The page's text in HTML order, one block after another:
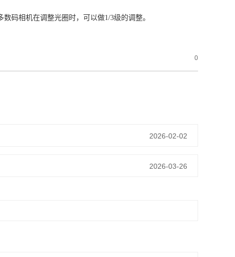
码相机在调整光圈时，可以做1/3级的调整。
0
2026-02-02
2026-03-26